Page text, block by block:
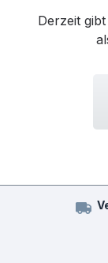
Derzeit